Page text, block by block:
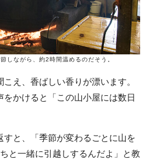
しながら、約2時間温めるのだそう。
え、香ばしい香りが漂います。
かけると「この山小屋には数日
すと、「季節が変わるごとに山を
と一緒に引越しするんだよ」と教